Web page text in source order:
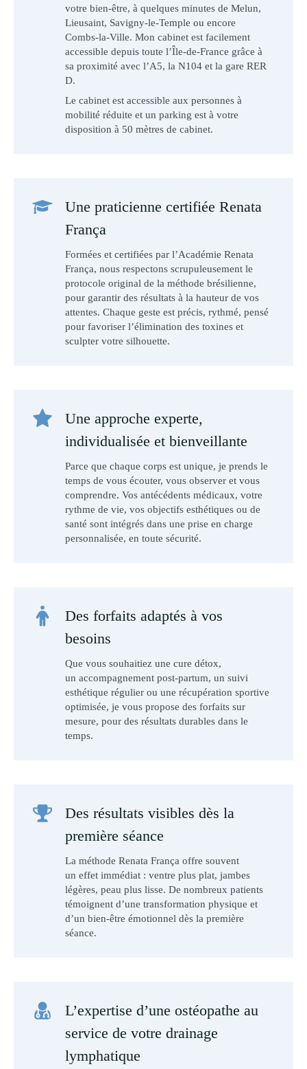
votre bien-être, à quelques minutes de Melun,
Lieusaint, Savigny-le-Temple ou encore
Combs-la-Ville. Mon cabinet est facilement
accessible depuis toute l’Île-de-France grâce à
sa proximité avec l’A5, la N104 et la gare RER
D.
Le cabinet est accessible aux personnes à
mobilité réduite et un parking est à votre
disposition à 50 mètres de cabinet.
Une praticienne certifiée Renata
França
Formées et certifiées par l’Académie Renata
França, nous respectons scrupuleusement le
protocole original de la méthode brésilienne,
pour garantir des résultats à la hauteur de vos
attentes. Chaque geste est précis, rythmé, pensé
pour favoriser l’élimination des toxines et
sculpter votre silhouette.
Une approche experte,
individualisée et bienveillante
Parce que chaque corps est unique, je prends le
temps de vous écouter, vous observer et vous
comprendre. Vos antécédents médicaux, votre
rythme de vie, vos objectifs esthétiques ou de
santé sont intégrés dans une prise en charge
personnalisée, en toute sécurité.
Des forfaits adaptés à vos
besoins
Que vous souhaitiez une cure détox,
un accompagnement post-partum, un suivi
esthétique régulier ou une récupération sportive
optimisée, je vous propose des forfaits sur
mesure, pour des résultats durables dans le
temps.
Des résultats visibles dès la
première séance
La méthode Renata França offre souvent
un effet immédiat : ventre plus plat, jambes
légères, peau plus lisse. De nombreux patients
témoignent d’une transformation physique et
d’un bien-être émotionnel dès la première
séance.
L’expertise d’une ostéopathe au
service de votre drainage
lymphatique